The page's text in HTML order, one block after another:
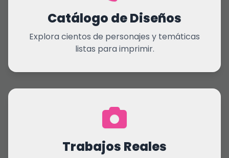
Catálogo de Diseños
Explora cientos de personajes y temáticas
listas para imprimir.
Trabajos Reales